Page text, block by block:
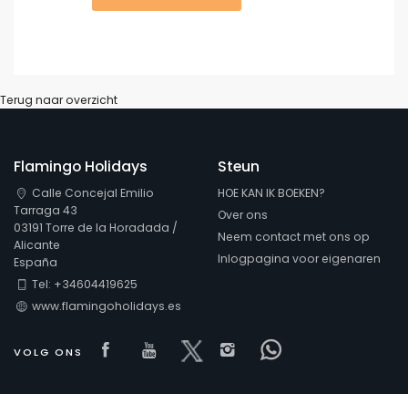
Terug naar overzicht
Flamingo Holidays
Calle Concejal Emilio
Tarraga 43
03191 Torre de la Horadada /
Alicante
España
Tel: +34604419625
www.flamingoholidays.es
VOLG ONS Visit our Facebook page
Visit our youtube page
Visit our x page
Visit our isntagram
Visit our
Steun
HOE KAN IK BOEKEN?
Over ons
Neem contact met ons op
Inlogpagina voor eigenaren